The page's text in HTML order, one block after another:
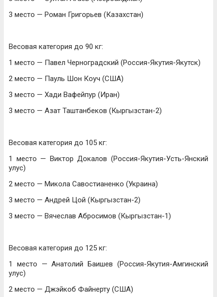
3 место — Роман Григорьев (Казахстан)
Весовая категория до 90 кг:
1 место — Павел Черноградский (Россия-Якутия-Якутск)
2 место — Пауль Шон Коуч (США)
3 место — Хади Вафейпур (Иран)
3 место — Азат Таштанбеков (Кыргызстан-2)
Весовая категория до 105 кг:
1 место — Виктор Докалов (Россия-Якутия-Усть-Янский
улус)
2 место — Микола Савостианенко (Украина)
3 место — Андрей Цой (Кыргызстан-2)
3 место — Вячеслав Абросимов (Кыргызстан-1)
Весовая категория до 125 кг:
1 место — Анатолий Баишев (Россия-Якутия-Амгинский
улус)
2 место — Джэйкоб Файнерту (США)